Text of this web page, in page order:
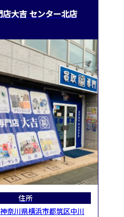
店大吉 センター北店
住所
奈川県横浜市都筑区中川